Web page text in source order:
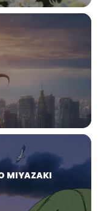
MIYAZAKI